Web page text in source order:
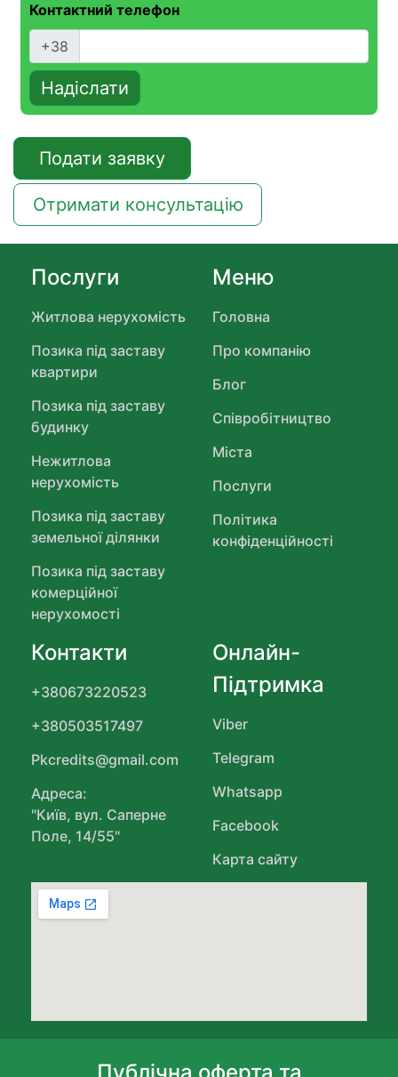
Контактний телефон
+38
Надіслати
Подати заявку
Отримати консультацію
Послуги
Житлова нерухомість
Позика під заставу
квартири
Позика під заставу
будинку
Нежитлова
нерухомість
Позика під заставу
земельної ділянки
Позика під заставу
комерційної
нерухомості
Меню
Головна
Про компанію
Блог
Співробітництво
Міста
Послуги
Політика
конфіденційності
Контакти
+380673220523
+380503517497
Pkcredits@gmail.com
Адреса:
"Київ, вул. Саперне
Поле, 14/55"
Онлайн-
Підтримка
Viber
Telegram
Whatsapp
Facebook
Карта сайту